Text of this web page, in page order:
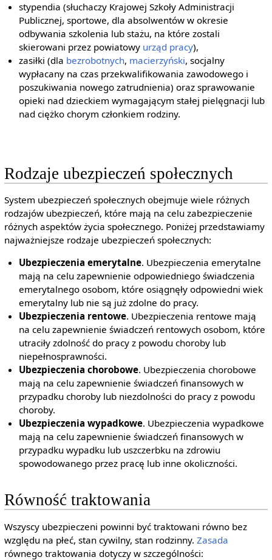
stypendia (słuchaczy Krajowej Szkoły Administracji
Publicznej, sportowe, dla absolwentów w okresie
odbywania szkolenia lub stażu, na które zostali
skierowani przez powiatowy urząd pracy),
zasiłki (dla bezrobotnych, macierzyński, socjalny
wypłacany na czas przekwalifikowania zawodowego i
poszukiwania nowego zatrudnienia) oraz sprawowanie
opieki nad dzieckiem wymagającym stałej pielęgnacji lub
nad ciężko chorym członkiem rodziny.
Rodzaje ubezpieczeń społecznych
System ubezpieczeń społecznych obejmuje wiele różnych
rodzajów ubezpieczeń, które mają na celu zabezpieczenie
różnych aspektów życia społecznego. Poniżej przedstawiamy
najważniejsze rodzaje ubezpieczeń społecznych:
Ubezpieczenia emerytalne. Ubezpieczenia emerytalne
mają na celu zapewnienie odpowiedniego świadczenia
emerytalnego osobom, które osiągnęły odpowiedni wiek
emerytalny lub nie są już zdolne do pracy.
Ubezpieczenia rentowe. Ubezpieczenia rentowe mają
na celu zapewnienie świadczeń rentowych osobom, które
utraciły zdolność do pracy z powodu choroby lub
niepełnosprawności.
Ubezpieczenia chorobowe. Ubezpieczenia chorobowe
mają na celu zapewnienie świadczeń finansowych w
przypadku choroby lub niezdolności do pracy z powodu
choroby.
Ubezpieczenia wypadkowe. Ubezpieczenia wypadkowe
mają na celu zapewnienie świadczeń finansowych w
przypadku wypadku lub uszczerbku na zdrowiu
spowodowanego przez pracę lub inne okoliczności.
Równość traktowania
Wszyscy ubezpieczeni powinni być traktowani równo bez
względu na płeć, stan cywilny, stan rodzinny. Zasada
równego traktowania dotyczy w szczególności: